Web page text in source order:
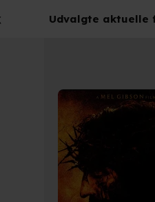
Udvalgte aktuelle